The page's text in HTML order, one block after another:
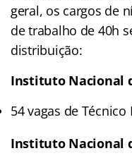
geral, os cargos de
de trabalho de 40h
distribuição:
Instituto Nacional
54 vagas de Técnico I
Instituto Nacional